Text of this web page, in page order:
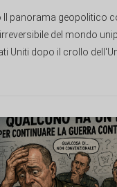
Il panorama geopolitico
del mondo
Uniti dopo il crollo